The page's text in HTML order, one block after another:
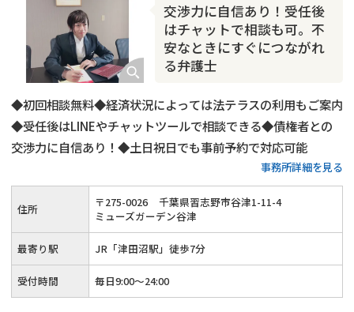
交渉力に自信あり！受任後
はチャットで相談も可。不
安なときにすぐにつながれ
る弁護士
◆初回相談無料◆経済状況によっては法テラスの利用もご案内
◆受任後はLINEやチャットツールで相談できる◆債権者との
交渉力に自信あり！◆土日祝日でも事前予約で対応可能
事務所詳細を見る
住所 〒275-0026
千葉県習志野市谷津1-11-4
ミューズガーデン谷津
最寄り駅 JR「津田沼駅」徒歩7分
受付時間 毎日9:00～24:00